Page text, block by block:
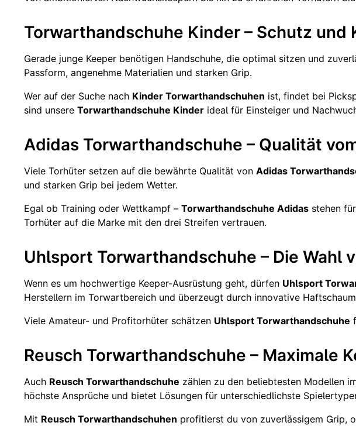
Torwarthandschuhe Kinder – Schutz
Gerade junge Keeper benötigen Handschuhe, die optimal sitzen und
Passform, angenehme Materialien und starken Grip.
Wer auf der Suche nach Kinder Torwarthandschuhen ist, findet bei
sind unsere Torwarthandschuhe Kinder ideal für Einsteiger und
Adidas Torwarthandschuhe – Qualität
Viele Torhüter setzen auf die bewährte Qualität von Adidas
und starken Grip bei jedem Wetter.
Egal ob Training oder Wettkampf – Torwarthandschuhe Adidas stehen
Torhüter auf die Marke mit den drei Streifen vertrauen.
Uhlsport Torwarthandschuhe – Die Wahl
Wenn es um hochwertige Keeper-Ausrüstung geht, dürfen Uhlsport
Herstellern im Torwartbereich und überzeugt durch innovative
Viele Amateur- und Profitorhüter schätzen Uhlsport Torwarthandschuhe
Reusch Torwarthandschuhe – Maximale
Auch Reusch Torwarthandschuhe zählen zu den beliebtesten Modellen
höchste Ansprüche und bietet Lösungen für unterschiedlichste
Mit Reusch Torwarthandschuhen profitierst du von zuverlässigem Grip,